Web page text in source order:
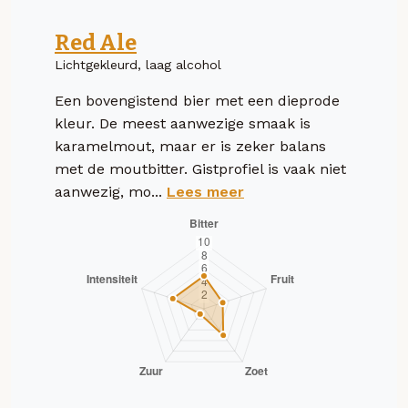
Red Ale
Lichtgekleurd, laag alcohol
Een bovengistend bier met een dieprode
kleur. De meest aanwezige smaak is
karamelmout, maar er is zeker balans
met de moutbitter. Gistprofiel is vaak niet
aanwezig, mo... Lees meer